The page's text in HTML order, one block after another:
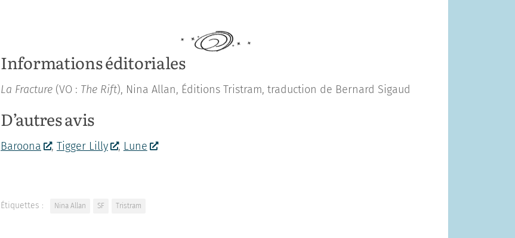
Informations éditoriales
La Fracture (VO : The Rift), Nina Allan, Éditions Tristram, traduction de Bernard Sigaud
D’autres avis
Baroona , Tigger Lilly , Lune
Étiquettes : Nina Allan SF Tristram